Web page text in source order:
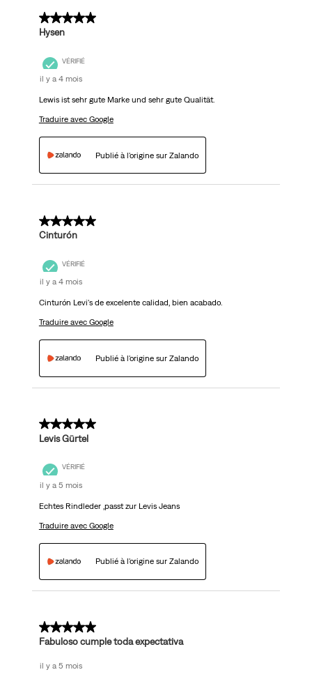
5 sur 5 étoiles.
Hysen
VÉRIFIÉ
il y a 4 mois
Lewis ist sehr gute Marke und sehr gute Qualität.
Traduire avec Google
Publié à l'origine sur Zalando
5 sur 5 étoiles.
Cinturón
VÉRIFIÉ
il y a 4 mois
Cinturón Levi's de excelente calidad, bien acabado.
Traduire avec Google
Publié à l'origine sur Zalando
5 sur 5 étoiles.
Levis Gürtel
VÉRIFIÉ
il y a 5 mois
Echtes Rindleder ,passt zur Levis Jeans
Traduire avec Google
Publié à l'origine sur Zalando
5 sur 5 étoiles.
Fabuloso cumple toda expectativa
il y a 5 mois